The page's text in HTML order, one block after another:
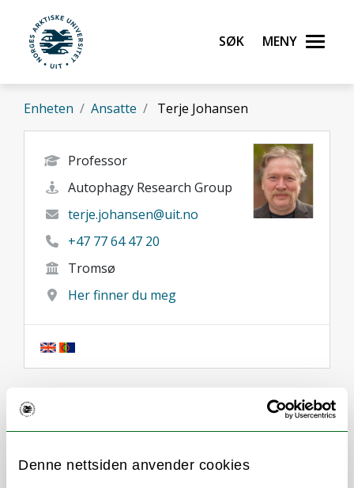
Denne nettsiden anvender cookies
Gå til hovedinnhold
UiT Norges arktiske universitet
Søk Meny
Enheten Ansatte Terje Johansen
Professor
Autophagy Research Group
terje.johansen@uit.no
+47 77 64 47 20
Tromsø
Her finner du meg
Forskning og undervisning